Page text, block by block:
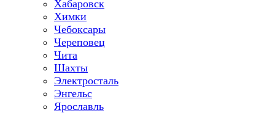
Хабаровск
Химки
Чебоксары
Череповец
Чита
Шахты
Электросталь
Энгельс
Ярославль